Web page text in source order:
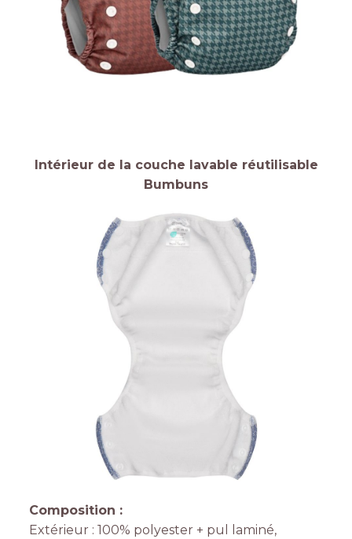
Intérieur de la couche lavable réutilisable
Bumbuns
Composition :
Extérieur : 100% polyester + pul laminé,